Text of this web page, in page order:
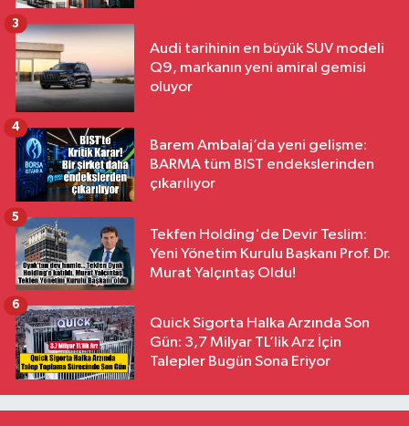
Audi tarihinin en büyük SUV modeli
Q9, markanın yeni amiral gemisi
oluyor
3
Barem Ambalaj’da yeni gelişme:
BARMA tüm BIST endekslerinden
çıkarılıyor
4
Tekfen Holding'de Devir Teslim:
Yeni Yönetim Kurulu Başkanı Prof. Dr.
Murat Yalçıntaş Oldu!
5
Quick Sigorta Halka Arzında Son
Gün: 3,7 Milyar TL’lik Arz İçin
Talepler Bugün Sona Eriyor
6